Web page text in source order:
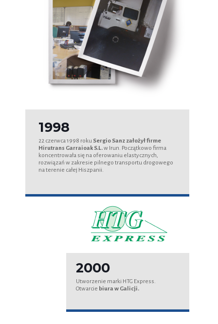
1998
22 czerwca 1998 roku Sergio Sanz założył firme
Hirutrans Garraioak S.L.w Irun. Początkowo firma
koncentrowała się na oferowaniu elastycznych,
rozwiązań w zakresie pilnego transportu drogowego
na terenie całej Hiszpanii.
2000
Utworzenie marki HTG Express.
Otwarcie biura w Galicji.